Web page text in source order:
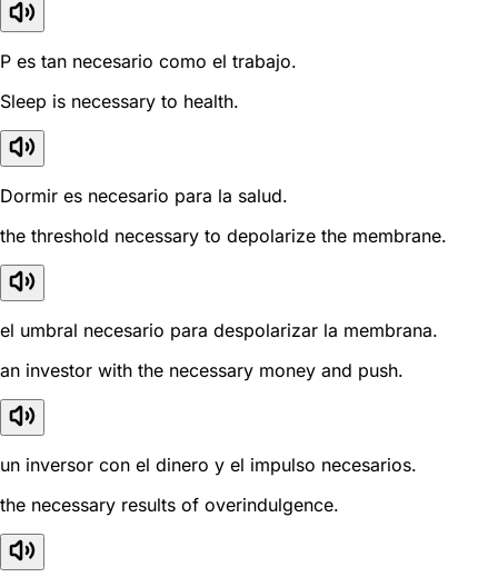
P es tan necesario como el trabajo.
Sleep is necessary to health.
Dormir es necesario para la salud.
the threshold necessary to depolarize the membrane.
el umbral necesario para despolarizar la membrana.
an investor with the necessary money and push.
un inversor con el dinero y el impulso necesarios.
the necessary results of overindulgence.